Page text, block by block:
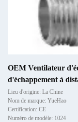
OEM Ventilateur
d'échappement à
Lieu d'origine: La Chine
Nom de marque: YueHao
Certification: CE
Numéro de modèle: 1024